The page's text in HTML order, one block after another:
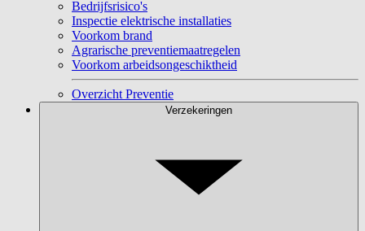
Bedrijfsrisico's
Inspectie elektrische installaties
Voorkom brand
Agrarische preventiemaatregelen
Voorkom arbeidsongeschiktheid
Overzicht Preventie
Verzekeringen